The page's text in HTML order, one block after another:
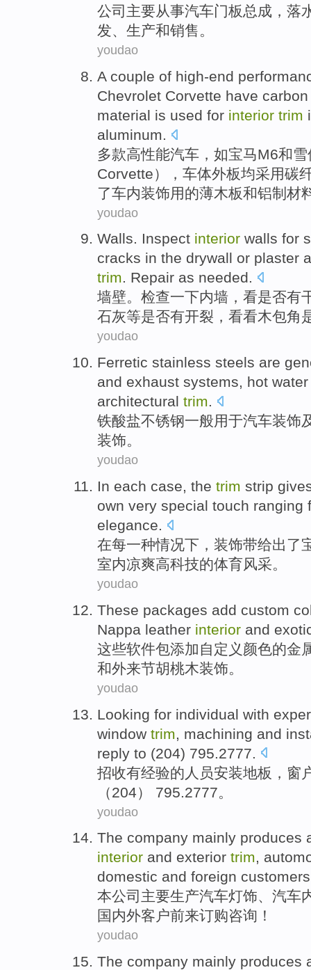
公司 主要从事汽车门板总成 ，落
发、 生产和销售。
youdao
A couple of high-end
Chevrolet Corvette have
material is used for interior trim
aluminum
多款高性能汽车 ， 如宝马M6和
Corvette），车体外板均采用碳
了车内装饰用的薄木板和铝制材
youdao
Walls. Inspect interior walls for
cracks in the drywall or plaster
trim. Repair as needed.
墙壁。 检查一下内墙 ， 看是否有
石灰等是否有开裂 ，看看木包角
youdao
Ferretic stainless steels are
and exhaust systems, hot
architectural trim.
铁酸盐不锈钢一般用于汽车装饰
装饰。
youdao
In each case, the trim strip
own very special touch ranging
elegance.
在每一种情况下 ， 装饰带给出了
室内凉爽高科技的体育风采。
youdao
These packages add custom
Nappa leather interior and
这些软件包添加 自定义 颜色的金
和外来节胡桃木装饰。
youdao
Looking for individual with
window trim machining and
reply to (204) 795.2777.
招收有经验的人员安装地板 ， 窗
（204） 795.2777。
youdao
The company mainly produces
interior and exterior trim,
domestic and foreign customers
本公司 主要生产汽车灯饰、汽车
国内外客户前来订购咨询！
youdao
The company mainly produces